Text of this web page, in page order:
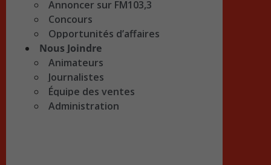
Annoncer sur FM103,3
Concours
Opportunités d’affaires
Nous Joindre
Animateurs
Journalistes
Équipe des ventes
Administration